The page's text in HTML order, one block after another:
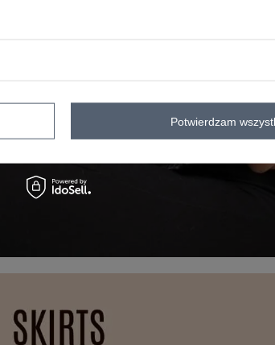
Potwierdzam